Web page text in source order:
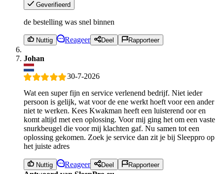
Geverifieerd
de bestelling was snel binnen
Nuttig Reageer Deel Rapporteer
Johan
30-7-2026
Wat een super fijn en service verlenend bedrijf. Niet ieder
persoon is gelijk, wat voor de ene werkt hoeft voor een ander
niet te werken. Kees Kwakman heeft een luisterend oor en
komt altijd met een oplossing. Voor mij ging het om een vaste
snurkbeugel die voor mij klachten gaf. Nu samen tot een
oplossing gekomen. Zoek je service dan zit je bij Sleeppro op
het juiste adres
Nuttig Reageer Deel Rapporteer